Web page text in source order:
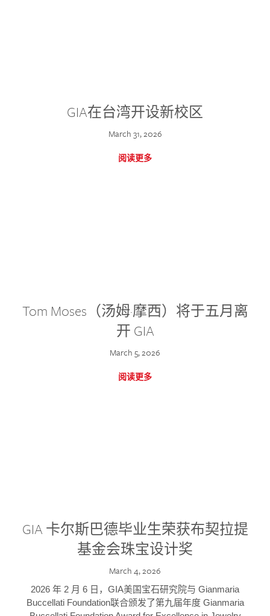
GIA在台湾开设新校区
March 31, 2026
阅读更多
Tom Moses（汤姆·摩西）将于五月离
开 GIA
March 5, 2026
阅读更多
GIA 卡尔斯巴德毕业生荣获布契拉提
基金会珠宝设计奖
March 4, 2026
2026 年 2 月 6 日，GIA美国宝石研究院与 Gianmaria
Buccellati Foundation联合颁发了第九届年度 Gianmaria